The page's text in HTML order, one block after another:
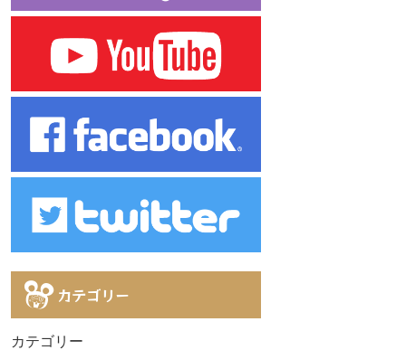
カテゴリー
カテゴリー